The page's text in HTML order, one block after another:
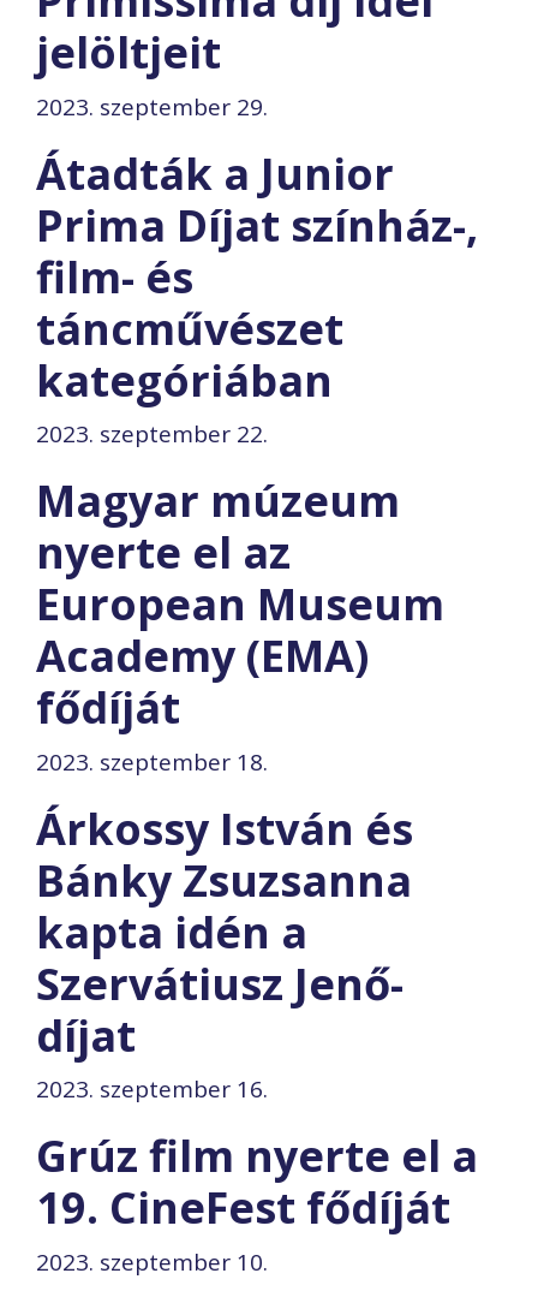
jelöltjeit
2023. szeptember 29.
Átadták a Junior
Prima Díjat színház-,
film- és
táncművészet
kategóriában
2023. szeptember 22.
Magyar múzeum
nyerte el az
European Museum
Academy (EMA)
fődíját
2023. szeptember 18.
Árkossy István és
Bánky Zsuzsanna
kapta idén a
Szervátiusz Jenő-
díjat
2023. szeptember 16.
Grúz film nyerte el a
19. CineFest fődíját
2023. szeptember 10.